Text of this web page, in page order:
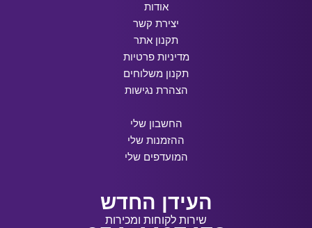
אודות
יצירת קשר
תקנון אתר
מדיניות פרטיות
תקנון משלוחים
הצהרת נגישות
החשבון שלי
ההזמנות שלי
המועדפים שלי
העידן החדש
שירות לקוחות ומכירות